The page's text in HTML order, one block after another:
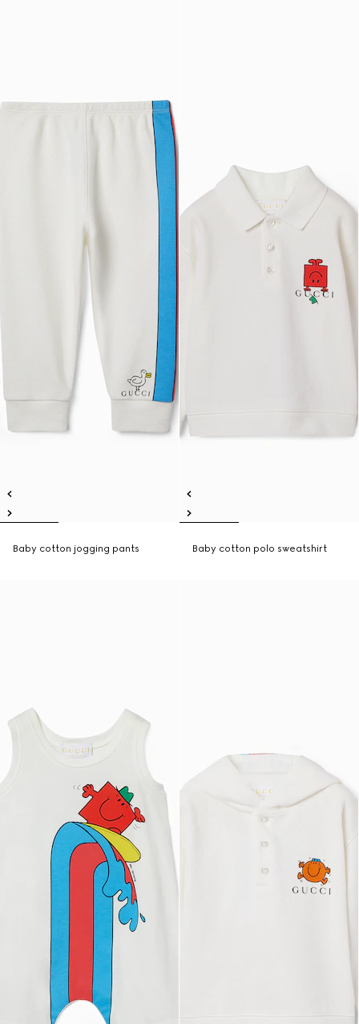
Baby cotton jogging pants Baby cotton polo sweatshirt